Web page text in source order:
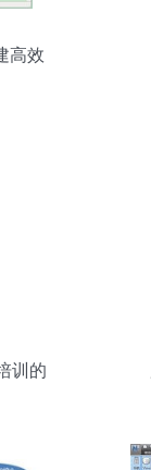
高效
训的